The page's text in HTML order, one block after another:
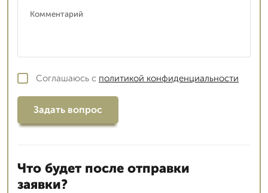
Соглашаюсь с политикой конфиденциальности
Задать вопрос
Что будет после отправки
заявки?